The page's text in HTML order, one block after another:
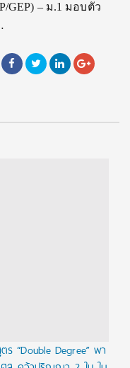
GEP) – ม.1 มอบตัว
ร “Double Degree” พา